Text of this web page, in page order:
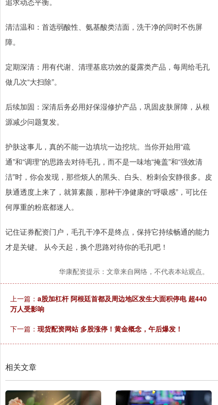
清洁温和：首选弱酸性、氨基酸类洁面，洗干净的同时不伤屏
障。
定期深清：用有代谢、清理基底功效的凝露类产品，每周给毛孔
做几次“大扫除”。
后续加固：深清后务必用好保湿修护产品，巩固皮肤屏障，从根
源减少问题复发。
护肤这事儿，真的不能一边填坑一边挖坑。当你开始用“疏
通”和“调理”的思路去对待毛孔，而不是一味地“掩盖”和“强效清
洁”时，你会发现，那些烦人的黑头、白头、粉刺会安静很多。皮
肤通透度上来了，就算素颜，那种干净健康的“呼吸感”，可比任
何厚重的粉底都迷人。
记住证券配资门户，毛孔干净不是终点，保持它持续畅通的能力
才是关键。 从今天起，换个思路对待你的毛孔吧！
华康配资提示：文章来自网络，不代表本站观点。
上一篇： a股加杠杆 阿根廷首都及周边地区发生大面积停电 超440
万人受影响
下一篇： 现货配资网站 多股涨停！黄金概念，午后爆发！
相关文章